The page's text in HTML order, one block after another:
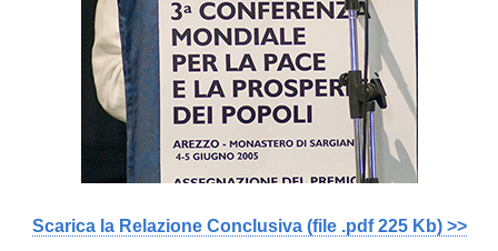
Scarica la Relazione Conclusiva (file .pdf 225 Kb) >>